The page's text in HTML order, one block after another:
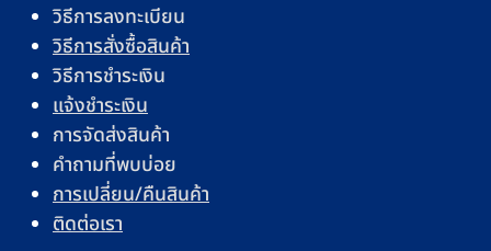
วิธีการลงทะเบียน
วิธีการสั่งซื้อสินค้า
วิธีการชำระเงิน
แจ้งชำระเงิน
การจัดส่งสินค้า
คำถามที่พบบ่อย
การเปลี่ยน/คืนสินค้า
ติดต่อเรา